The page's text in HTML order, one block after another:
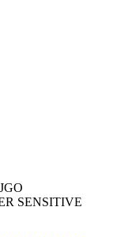
SENSITIVE